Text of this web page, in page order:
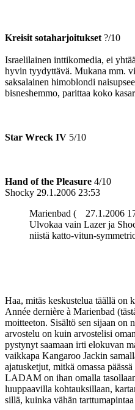
Kreisit sotaharjoitukset ?/10
Israelilainen inttikomedia, ei
hyvin tyydyttävä. Mukana mm.
saksalainen himoblondi
bisneshemmo, parittaa koko
Star Wreck IV 5/10
Hand of the Pleasure 4/10
Shocky 29.1.2006 23:53
Marienbad (
27.1.2006
Ulvokaa vain Lazer ja
niistä katto-vitun-
Haa, mitäs keskustelua täällä on
Année dernière à Marienbad
moitteeton. Sisältö sen sijaan on
arvostelu on kuin arvostelisi
pystynyt saamaan irti elokuvan
vaikkapa Kangaroo Jackin
ajatusketjut, mitkä omassa
LADAM on ihan omalla
luuppaavilla kohtauksillaan,
sillä, kuinka vähän